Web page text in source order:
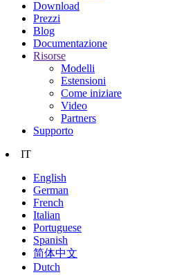
Download
Prezzi
Blog
Documentazione
Risorse
Modelli
Estensioni
Come iniziare
Video
Partners
Supporto
IT
English
German
French
Italian
Portuguese
Spanish
简体中文
Dutch